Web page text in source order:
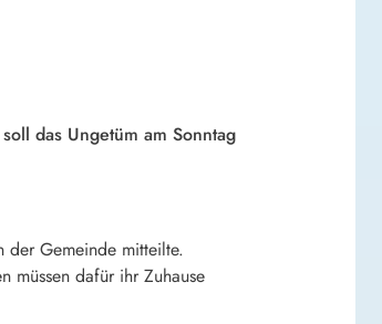
das Ungetüm am Sonntag
der Gemeinde mitteilte.
müssen dafür ihr Zuhause